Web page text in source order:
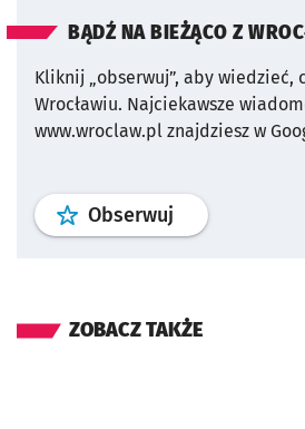
BĄDŹ NA BIEŻĄCO Z
Kliknij „obserwuj”, aby wiedzieć,
Wrocławiu. Najciekawsze
www.wroclaw.pl znajdziesz w
Obserwuj profil
ZOBACZ TAKŻE